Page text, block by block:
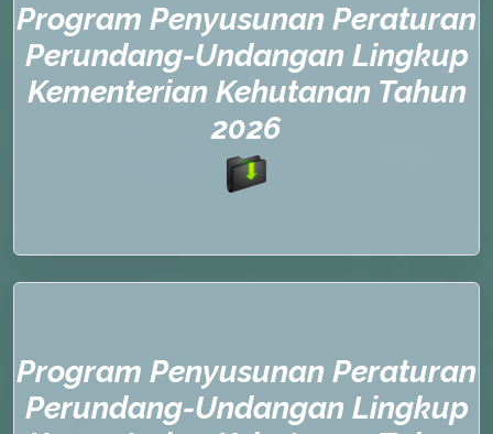
Program Penyusunan Peraturan
Perundang-Undangan Lingkup
Kementerian Kehutanan Tahun
2026
Program Penyusunan Peraturan
Perundang-Undangan Lingkup